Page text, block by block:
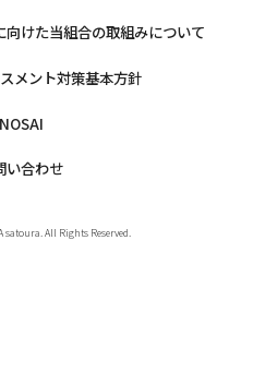
けた当組合の取組みについて
メント対策基本方針
NOSAI
い合わせ
All Rights Reserved.